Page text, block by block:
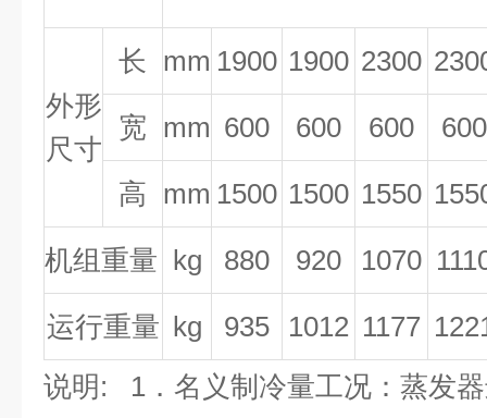
外形
尺寸
长 mm 1900 1900 2300
宽 mm 600 600 600 600
高 mm 1500 1500 1550
机组重量 kg 880 920 1070
运行重量 kg 935 1012 1177
说明 : 1 ．名义制冷量工况：蒸发